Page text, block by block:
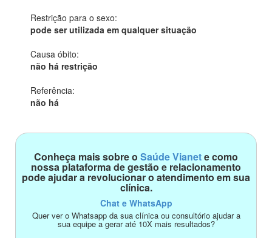
Restrição para o sexo:
pode ser utilizada em qualquer situação
Causa óbito:
não há restrição
Referência:
não há
Conheça mais sobre o Saúde Vianete como
nossa plataforma de gestão e relacionamento
pode ajudar a revolucionar o atendimento em sua
clínica.
Chat e WhatsApp
Quer ver o Whatsapp da sua clínica ou consultório ajudar a
sua equipe a gerar até 10X mais resultados?